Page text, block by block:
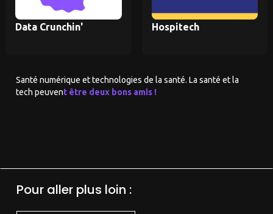
Data Crunchin' Hospitech
Santé numérique et technologies de la santé. La santé et la
tech peuvent être deux bons amis !
Pour aller plus loin :